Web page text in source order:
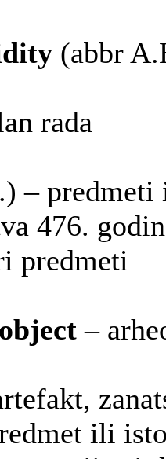
(abbr
rada
– predmeti
476.
predmeti
–
ili